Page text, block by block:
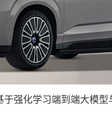
强化学习端到端大模